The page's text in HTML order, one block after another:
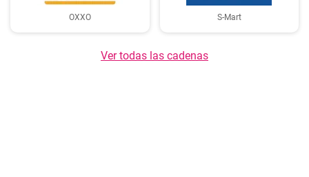
OXXO S-Mart
Ver todas las cadenas